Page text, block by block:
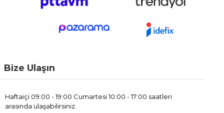
Bize Ulaşın
Haftaiçi 09:00 - 19:00 Cumartesi 10:00 - 17:00 saatleri
arasında ulaşabilirsiniz.